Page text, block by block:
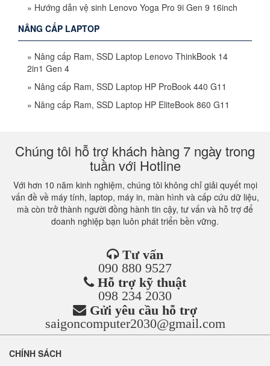
» Hướng dẫn vệ sinh Lenovo Yoga Pro 9i Gen 9 16inch
NÂNG CẤP LAPTOP
» Nâng cấp Ram, SSD Laptop Lenovo ThinkBook 14
2in1 Gen 4
» Nâng cấp Ram, SSD Laptop HP ProBook 440 G11
» Nâng cấp Ram, SSD Laptop HP EliteBook 860 G11
Chúng tôi hỗ trợ khách hàng 7 ngày trong
tuần với Hotline
Với hơn 10 năm kinh nghiệm, chúng tôi không chỉ giải quyết mọi
vấn đề về máy tính, laptop, máy in, màn hình và cấp cứu dữ liệu,
mà còn trở thành người đồng hành tin cậy, tư vấn và hỗ trợ để
doanh nghiệp bạn luôn phát triển bền vững.
Tư vấn
090 880 9527
Hỗ trợ kỹ thuật
098 234 2030
Gửi yêu cầu hỗ trợ
saigoncomputer2030@gmail.com
CHÍNH SÁCH